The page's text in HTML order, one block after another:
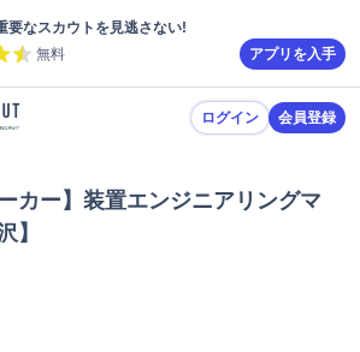
要なスカウトを見逃さない!
無料
アプリを入手
ログイン 会員登録
カー】装置エンジニアリングマ
】